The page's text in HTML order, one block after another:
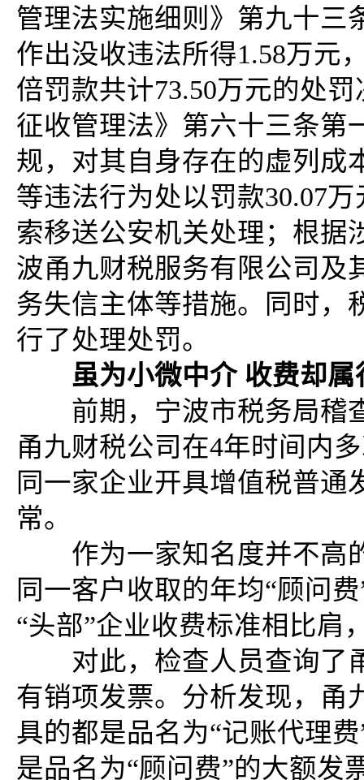
管理法实施细则》第九十三
作出没收违法所得1.58万元
倍罚款共计73.50万元的处
征收管理法》第六十三条第
规，对其自身存在的虚列成
等违法行为处以罚款30.07
索移送公安机关处理；根据
波甬九财税服务有限公司及
务失信主体等措施。同时，
行了处理处罚。
虽为小微中介 收费却属
前期，宁波市税务局稽
甬九财税公司在4年时间内
同一家企业开具增值税普通
常。
作为一家知名度并不高
同一客户收取的年均“顾问
“头部”企业收费标准相比肩
对此，检查人员查询了
有销项发票。分析发现，甬
具的都是品名为“记账代理
是品名为“顾问费”的大额发